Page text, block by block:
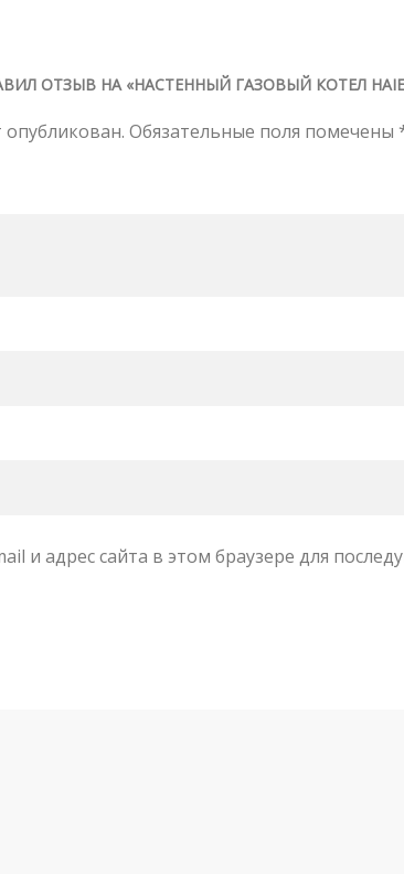
ОТЗЫВ НА «НАСТЕННЫЙ ГАЗОВЫЙ КОТЕЛ HAIER
Обязательные поля помечены
и адрес сайта в этом браузере для